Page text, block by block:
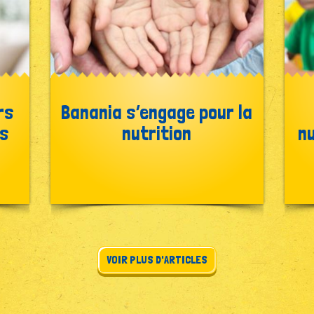
Banania s’engage pour la
nutrition
VOIR PLUS D'ARTICLES